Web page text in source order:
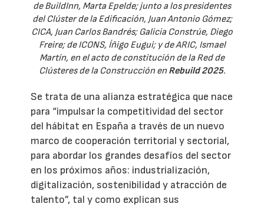
de BuildInn, Marta Epelde; junto a los presidentes
del Clúster de la Edificación, Juan Antonio Gómez;
CICA, Juan Carlos Bandrés; Galicia Constrúe, Diego
Freire; de ICONS, Íñigo Eugui; y de ARIC, Ismael
Martín, en el acto de constitución de la Red de
Clústeres de la Construcción enRebuild 2025.
Se trata de una alianza estratégica que nace
para “impulsar la competitividad del sector
del hábitat en España a través de un nuevo
marco de cooperación territorial y sectorial,
para abordar los grandes desafíos del sector
en los próximos años: industrialización,
digitalización, sostenibilidad y atracción de
talento”, tal y como explican sus